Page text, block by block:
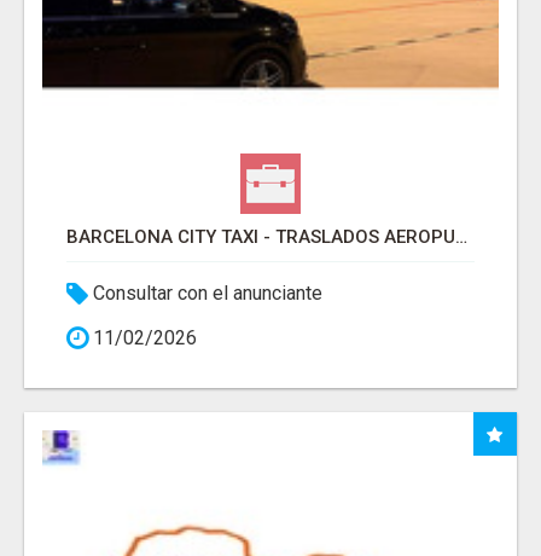
BARCELONA CITY TAXI - TRASLADOS AEROPUERTO BARCELONA
Consultar con el anunciante
11/02/2026